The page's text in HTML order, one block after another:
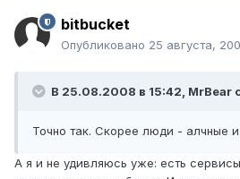
bitbucket
Опубликовано 25 августа,
В 25.08.2008 в 15:42, MrBear
Точно так. Скорее люди - алчные
А я и не удивляюсь уже: есть